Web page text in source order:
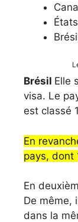
Brésil Elle
visa. Le
est classé
En
pays, dont
En
De même,
dans la